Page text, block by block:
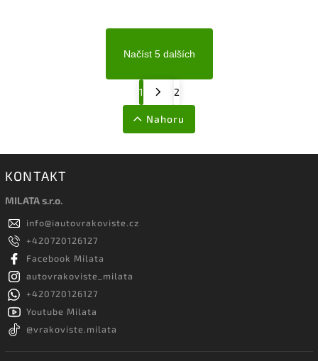
Načíst 5 dalších
1 2
Nahoru
KONTAKT
MILATA s.r.o.
info@iautovrakoviste.cz
+420720126127
Facebook Milata
autovrakoviste_milata
+420720126127
Youtube Milata
@vrakoviste.milata